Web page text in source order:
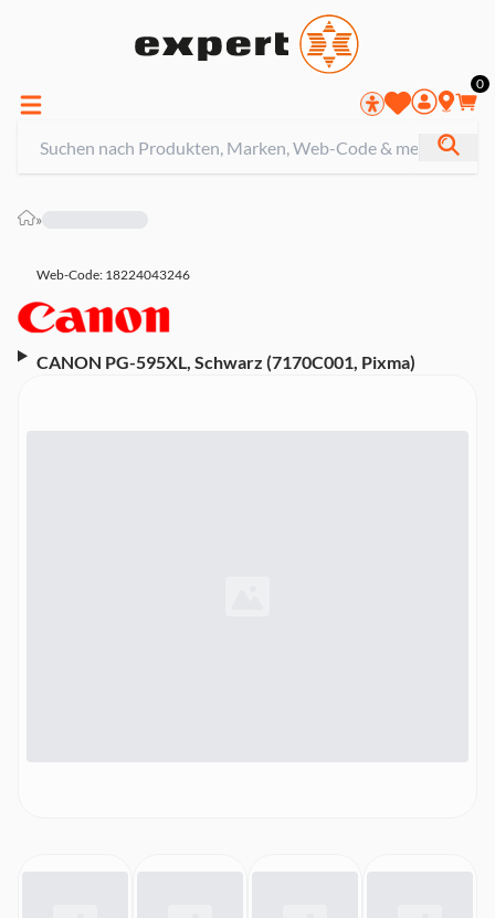
0
»
Web-Code: 18224043246
CANON PG-595XL, Schwarz (7170C001, Pixma)